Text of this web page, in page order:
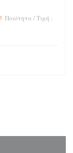
Ποιότητα / Τιμή :